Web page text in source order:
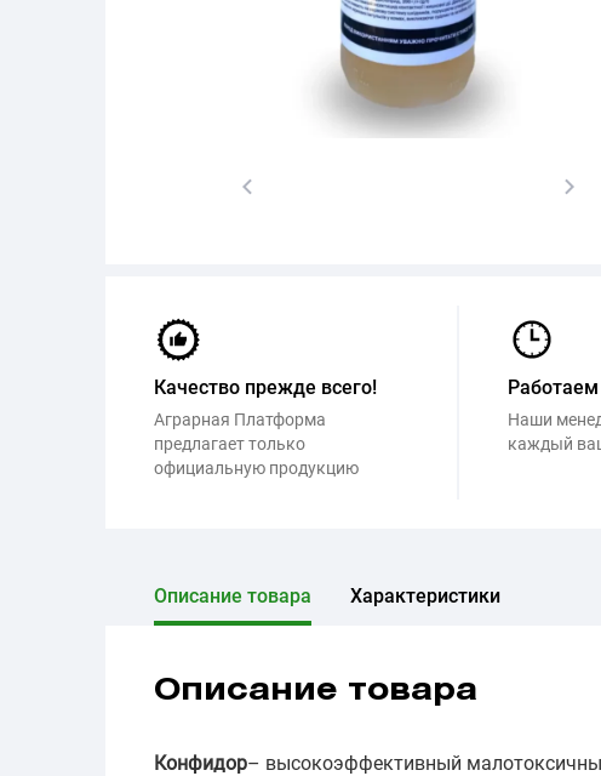
Качество прежде всего!
Аграрная Платформа
предлагает только
официальную продукцию
Работаем
Наши
каждый
Описание товара Характеристики
Описание товара
Конфидор– высокоэффективный